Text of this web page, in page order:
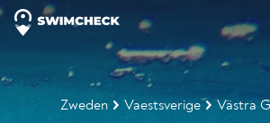
Zweden Vaestsverige Västra